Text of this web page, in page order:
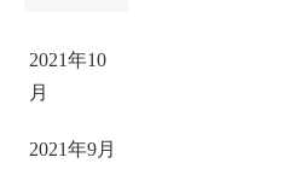
2021年10
月
2021年9月